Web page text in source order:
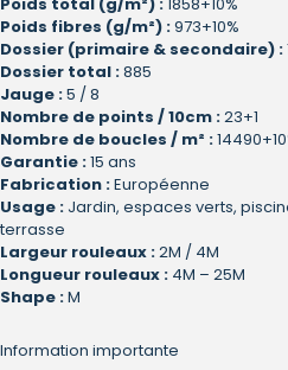
Poids fibres (g/m²) :973+10%
Dossier (primaire & secondaire) :
Dossier total :885
Jauge :5 / 8
Nombre de points / 10cm :23+1
Nombre de boucles / m² :
Garantie :15 ans
Fabrication :Européenne
Usage : Jardin, espaces verts,
terrasse
Largeur rouleaux :2M / 4M
Longueur rouleaux : 4M – 25M
Shape :M
Information importante